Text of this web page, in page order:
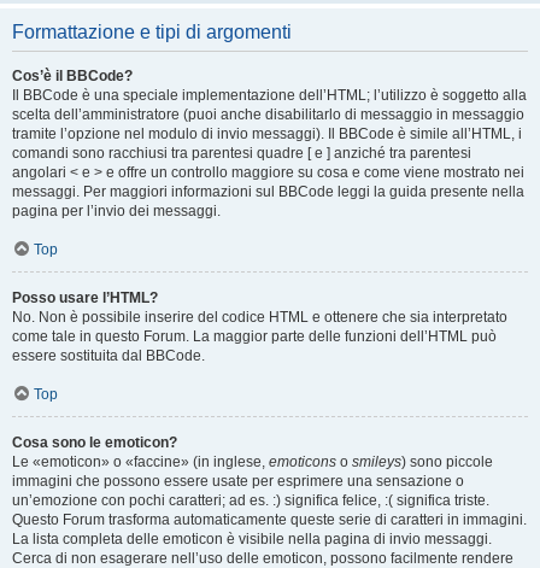
Formattazione e tipi di argomenti
Cos’è il BBCode?
Il BBCode è una speciale implementazione dell’HTML; l’utilizzo è soggetto alla
scelta dell’amministratore (puoi anche disabilitarlo di messaggio in messaggio
tramite l’opzione nel modulo di invio messaggi). Il BBCode è simile all’HTML, i
comandi sono racchiusi tra parentesi quadre [ e ] anziché tra parentesi
angolari < e > e offre un controllo maggiore su cosa e come viene mostrato nei
messaggi. Per maggiori informazioni sul BBCode leggi la guida presente nella
pagina per l’invio dei messaggi.
Top
Posso usare l’HTML?
No. Non è possibile inserire del codice HTML e ottenere che sia interpretato
come tale in questo Forum. La maggior parte delle funzioni dell’HTML può
essere sostituita dal BBCode.
Top
Cosa sono le emoticon?
Le «emoticon» o «faccine» (in inglese, emoticons o smileys) sono piccole
immagini che possono essere usate per esprimere una sensazione o
un’emozione con pochi caratteri; ad es. :) significa felice, :( significa triste.
Questo Forum trasforma automaticamente queste serie di caratteri in immagini.
La lista completa delle emoticon è visibile nella pagina di invio messaggi.
Cerca di non esagerare nell’uso delle emoticon, possono facilmente rendere